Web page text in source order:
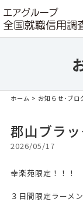
ホーム > お知らせ･ブロ
郡山ブラ
2026/05/17
幸楽苑限定！！！
３日間限定ラーメ